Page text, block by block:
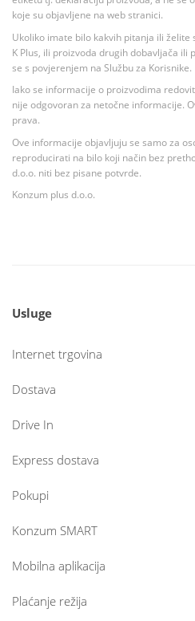
koje su objavljene na web stranici.
Ukoliko imate bilo kakvih pitanja ili
K Plus, ili proizvoda drugih dobavljača
se s povjerenjem na Službu za Korisnike.
Iako se informacije o proizvodima
nije odgovoran za netočne informacije.
prava.
Ove informacije objavljuju se samo za
reproducirati na bilo koji način bez
d.o.o. niti bez pisane potvrde.
Konzum plus d.o.o.
Usluge
Internet trgovina
Dostava
Drive In
Express dostava
Pokupi
Konzum SMART
Mobilna aplikacija
Plaćanje režija